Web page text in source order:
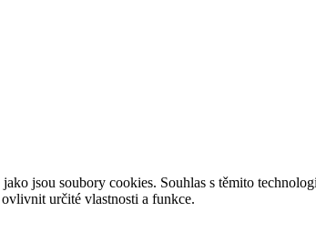
jsou soubory cookies. Souhlas s těmito
určité vlastnosti a funkce.